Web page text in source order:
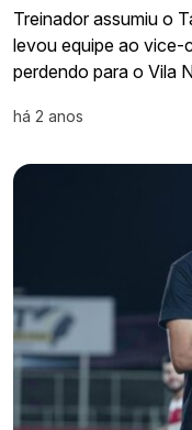
Treinador assumiu o
levou equipe ao vice-
perdendo para o Vila
há 2 anos